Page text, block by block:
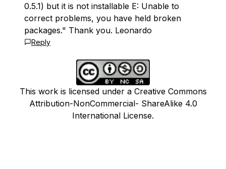
0.5.1) but it is not installable E: Unable to
correct problems, you have held broken
packages." Thank you. Leonardo
Reply
This work is licensed under a Creative Commons
Attribution-NonCommercial- ShareAlike 4.0
International License.